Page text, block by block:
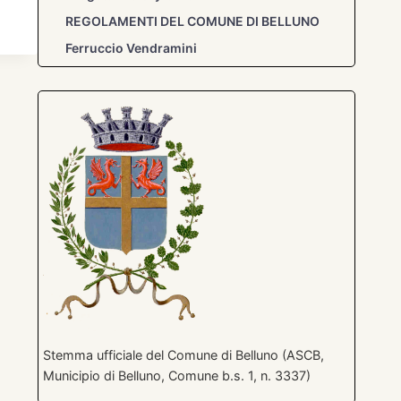
REGOLAMENTI DEL COMUNE DI BELLUNO
Ferruccio Vendramini
Stemma ufficiale del Comune di Belluno (ASCB,
Municipio di Belluno, Comune b.s. 1, n. 3337)